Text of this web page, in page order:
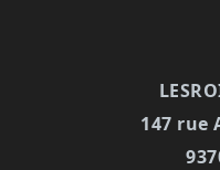
147 rue